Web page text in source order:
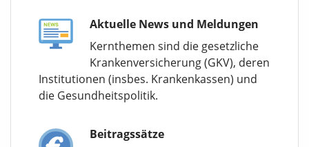
Aktuelle News und Meldungen
Kernthemen sind die gesetzliche
Krankenversicherung (GKV), deren
Institutionen (insbes. Krankenkassen) und
die Gesundheitspolitik.
Beitragssätze